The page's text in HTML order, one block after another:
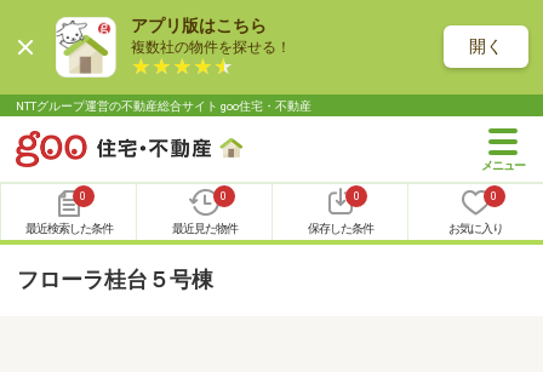
アプリ版はこちら
複数社の物件を探せる！ 開く
NTTグループ運営の不動産総合サイト goo住宅・不動産
0
最近検索した条件
0
最近見た物件
0
保存した条件
0
お気に入り
フローラ桂台５号棟